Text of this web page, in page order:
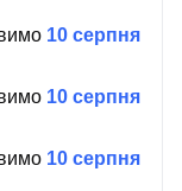
10 серпня
10 серпня
10 серпня